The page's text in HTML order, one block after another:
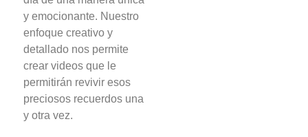
y emocionante. Nuestro
enfoque creativo y
detallado nos permite
crear videos que le
permitirán revivir esos
preciosos recuerdos una
y otra vez.